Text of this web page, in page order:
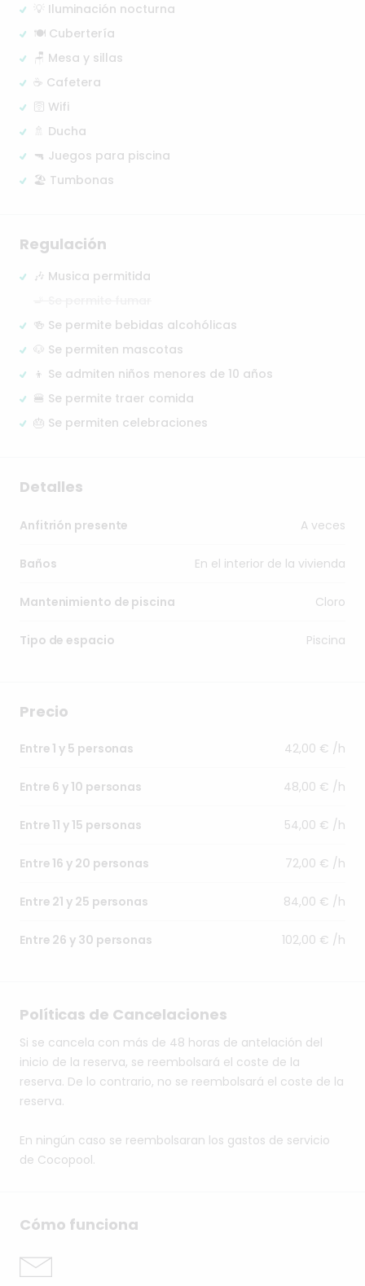
💡 Iluminación nocturna
🍽️ Cubertería
🪑 Mesa y sillas
☕ Cafetera
🛜 Wifi
🚿 Ducha
🔫 Juegos para piscina
🏖️ Tumbonas
Regulación
🎶 Musica permitida
🍻 Se permite bebidas alcohólicas
🐶 Se permiten mascotas
👦 Se admiten niños menores de 10 años
🍔 Se permite traer comida
🎂 Se permiten celebraciones
Detalles
Anfitrión presente A veces
Baños En el interior de la vivienda
Mantenimiento de piscina Cloro
Tipo de espacio Piscina
Precio
Entre 1 y 5 personas 42,00 € /h
Entre 6 y 10 personas 48,00 € /h
Entre 11 y 15 personas 54,00 € /h
Entre 16 y 20 personas 72,00 € /h
Entre 21 y 25 personas 84,00 € /h
Entre 26 y 30 personas 102,00 € /h
Políticas de Cancelaciones
Si se cancela con más de 48 horas de antelación del
inicio de la reserva, se reembolsará el coste de la
reserva. De lo contrario, no se reembolsará el coste de la
reserva.
En ningún caso se reembolsaran los gastos de servicio
de Cocopool.
Cómo funciona